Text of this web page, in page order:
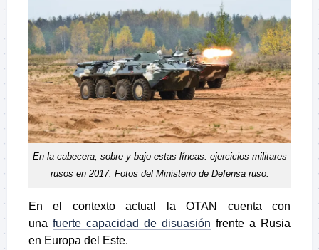
En la cabecera, sobre y bajo estas líneas: ejercicios militares
rusos en 2017. Fotos del Ministerio de Defensa ruso.
En el contexto actual la OTAN cuenta con
una fuerte capacidad de disuasión frente a Rusia
en Europa del Este.